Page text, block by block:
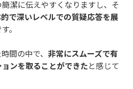
潔に伝えやすくなりますし、そ
で深いレベルでの質疑応答を展
。
間の中で、 非常にスムーズで有
ンを取ることができたと感じて